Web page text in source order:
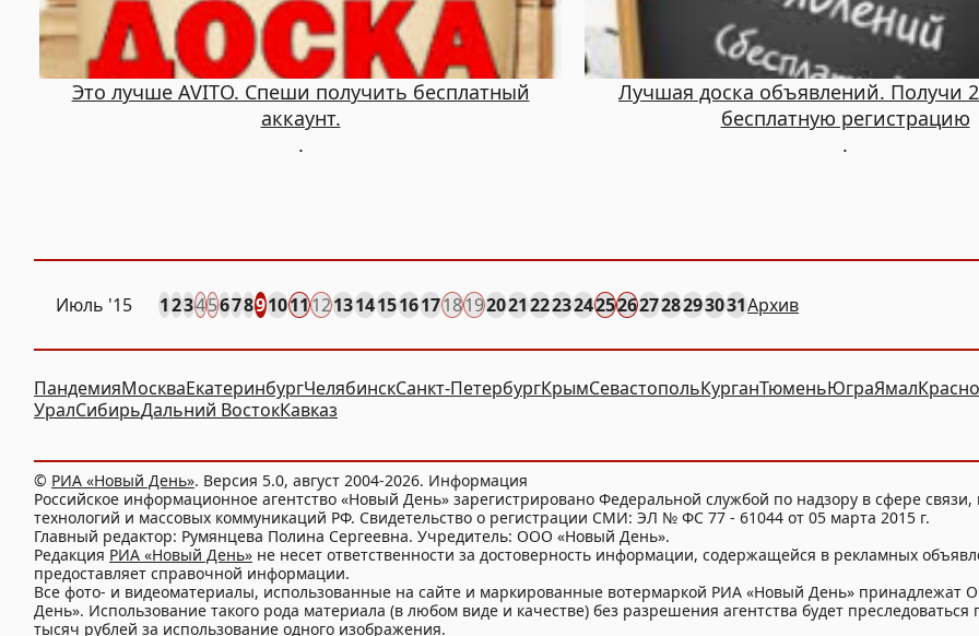
Это лучше AVITO. Спеши получить бесплатный
аккаунт.
.
Лучшая доска объявлений. Получи
бесплатную регистрацию
.
Июль '15 12345678910111213141516171819202122232425262728293031Архив
ПандемияМоскваЕкатеринбургЧелябинскСанкт-ПетербургКрымСевастопольКурганТюменьЮграЯмал
УралСибирьДальний ВостокКавказ
© РИА «Новый День». Версия 5.0, август 2004-2026. Информация
Российское информационное агентство «Новый День» зарегистрировано Федеральной службой по надзору в сфере
технологий и массовых коммуникаций РФ. Свидетельство о регистрации СМИ: ЭЛ № ФС 77 - 61044 от 05 марта 2015 г.
Главный редактор: Румянцева Полина Сергеевна. Учредитель: ООО «Новый День».
Редакция РИА «Новый День» не несет ответственности за достоверность информации, содержащейся в рекламных
предоставляет справочной информации.
Все фото- и видеоматериалы, использованные на сайте и маркированные вотермаркой РИА «Новый День» принадлежат
День». Использование такого рода материала (в любом виде и качестве) без разрешения агентства будет
тысяч рублей за использование одного изображения.